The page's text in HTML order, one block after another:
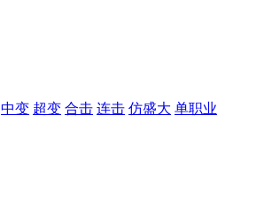
中变 超变 合击 连击 仿盛大 单职业